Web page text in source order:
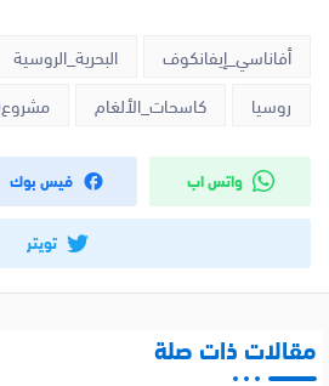
أفاناسي_إيفانكوف البحرية_الروسية
روسيا
كاسحات_الألغام مشروع12700
واتس اب فيس بوك
تويتر
مقالات ذات صلة